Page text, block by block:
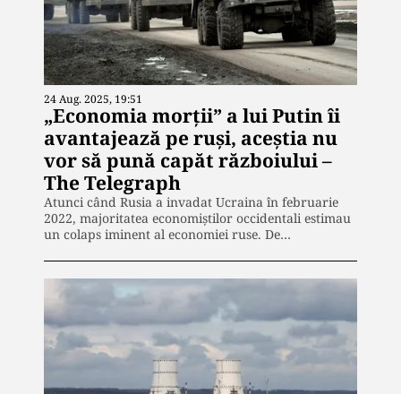
24 Aug. 2025, 19:51
„Economia morții” a lui Putin îi
avantajează pe ruși, aceștia nu
vor să pună capăt războiului –
The Telegraph
Atunci când Rusia a invadat Ucraina în februarie
2022, majoritatea economiștilor occidentali estimau
un colaps iminent al economiei ruse. De…